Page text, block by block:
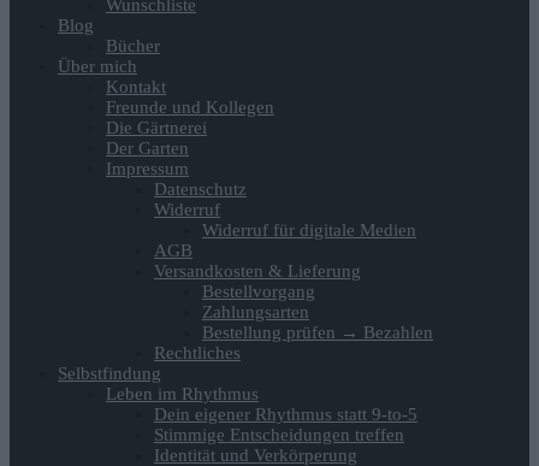
Wunschliste
Blog
Bücher
Über mich
Kontakt
Freunde und Kollegen
Die Gärtnerei
Der Garten
Impressum
Datenschutz
Widerruf
Widerruf für digitale Medien
AGB
Versandkosten & Lieferung
Bestellvorgang
Zahlungsarten
Bestellung prüfen → Bezahlen
Rechtliches
Selbstfindung
Leben im Rhythmus
Dein eigener Rhythmus statt 9-to-5
Stimmige Entscheidungen treffen
Identität und Verkörperung